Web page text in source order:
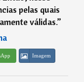
pelas quais
válidas.”
Imagem